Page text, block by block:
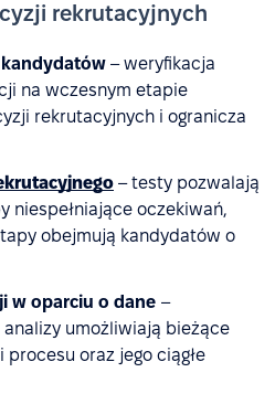
rekrutacyjnych
kandydatów – weryfikacja
na wczesnym etapie
rekrutacyjnych i ogranicza
– testy pozwalają
niespełniające oczekiwań,
obejmują kandydatów o
w oparciu o dane –
analizy umożliwiają bieżące
oraz jego ciągłe